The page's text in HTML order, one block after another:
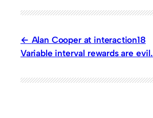
Alan Cooper at interaction18
Variable interval rewards are evil.